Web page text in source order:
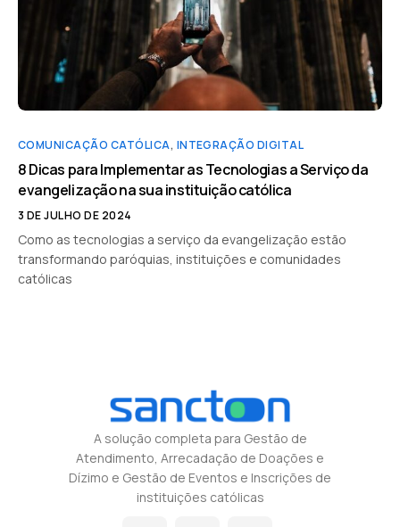
COMUNICAÇÃO CATÓLICA, INTEGRAÇÃO DIGITAL
8 Dicas para Implementar as Tecnologias a Serviço da
evangelização na sua instituição católica
3 DE JULHO DE 2024
Como as tecnologias a serviço da evangelização estão
transformando paróquias, instituições e comunidades
católicas
A solução completa para Gestão de
Atendimento, Arrecadação de Doações e
Dízimo e Gestão de Eventos e Inscrições de
instituições católicas